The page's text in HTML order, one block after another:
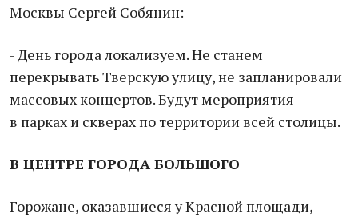
Москвы Сергей Собянин:
- День города локализуем. Не станем
перекрывать Тверскую улицу, не запланировали
массовых концертов. Будут мероприятия
в парках и скверах по территории всей столицы.
В ЦЕНТРЕ ГОРОДА БОЛЬШОГО
Горожане, оказавшиеся у Красной площади,